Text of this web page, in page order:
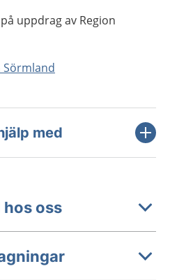
uppdrag av Region
Sörmland
med
hos oss